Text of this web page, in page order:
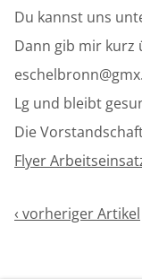
Du kannst uns
Dann gib mir kurz
Lg und bleibt
Die
Flyer
‹ vorheriger Artikel